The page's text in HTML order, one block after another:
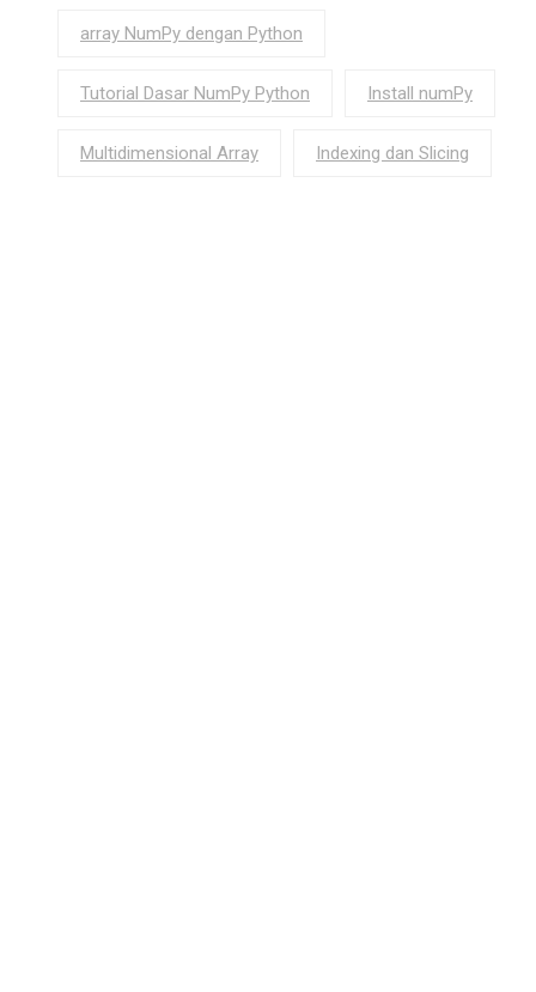
array NumPy dengan Python
Tutorial Dasar NumPy Python Install numPy
Multidimensional Array Indexing dan Slicing